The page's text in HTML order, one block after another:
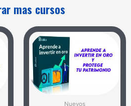
mas cursos
Nuevos